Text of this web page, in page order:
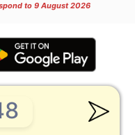
to 9 August 2026